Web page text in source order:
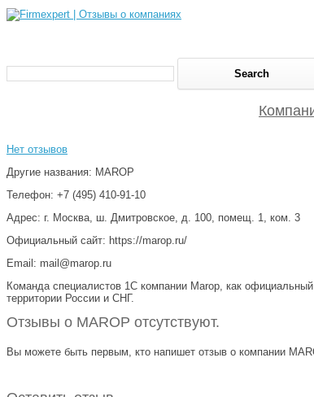
Нет отзывов
Другие названия: MAROP
Телефон: +7 (495) 410-91-10
Адрес: г. Москва, ш. Дмитровское, д. 100, помещ. 1, ком. 3
Официальный сайт: https://marop.ru/
Email: mail@marop.ru
Команда специалистов 1С компании Marop, как
территории России и СНГ.
Отзывы о MAROP отсутствуют.
Вы можете быть первым, кто напишет отзыв о компании